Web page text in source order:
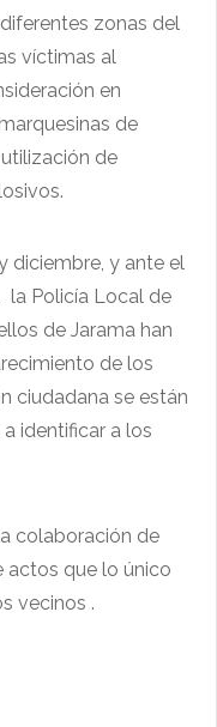
zonas del
víctimas al
en
de
de
diciembre, y ante el
la Policía Local de
de Jarama han
de los
ciudadana se están
identificar a los
colaboración de
que lo único
vecinos .